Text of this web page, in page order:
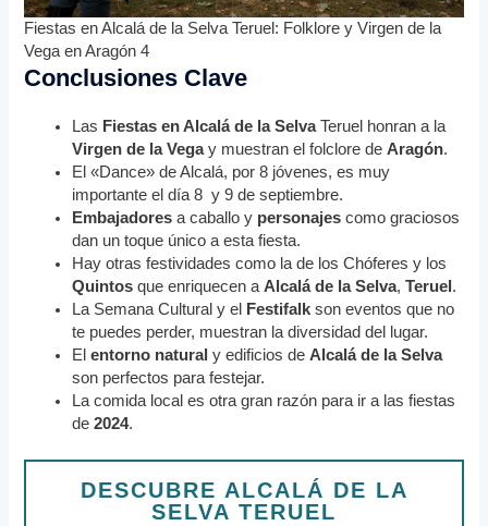
Fiestas en Alcalá de la Selva Teruel: Folklore y Virgen de la
Vega en Aragón 4
Conclusiones Clave
Las Fiestas en Alcalá de la SelvaTeruel honran a la
Virgen de la Vegay muestran el folclore deAragón.
El «Dance» de Alcalá, por 8 jóvenes, es muy
importante el día 8 y 9 de septiembre.
Embajadores a caballo y personajes como graciosos
dan un toque único a esta fiesta.
Hay otras festividades como la de los Chóferes y los
Quintos que enriquecen aAlcalá de la Selva,Teruel .
La Semana Cultural y el
Festifalk son eventos que no
te puedes perder, muestran la diversidad del lugar.
Elentorno natural y edificios deAlcalá de la Selva
son perfectos para festejar.
La comida local es otra gran razón para ir a las fiestas
de2024.
DESCUBRE ALCALÁ DE LA
SELVA TERUEL